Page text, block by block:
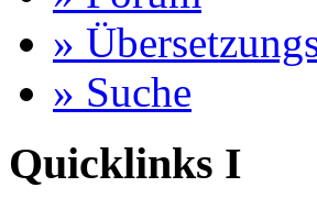
»
» Suche
Quicklinks I